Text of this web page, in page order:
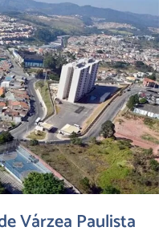
Várzea Paulista